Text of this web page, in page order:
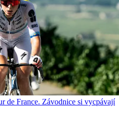
de France. Závodnice si vycpávají